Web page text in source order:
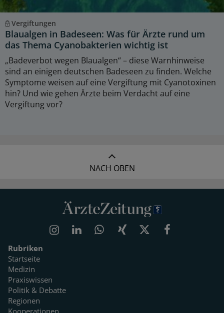
Vergiftungen
Blaualgen in Badeseen: Was für Ärzte rund um
das Thema Cyanobakterien wichtig ist
„Badeverbot wegen Blaualgen“ – diese Warnhinweise
sind an einigen deutschen Badeseen zu finden. Welche
Symptome weisen auf eine Vergiftung mit Cyanotoxinen
hin? Und wie gehen Ärzte beim Verdacht auf eine
Vergiftung vor?
NACH OBEN
Rubriken
Startseite
Medizin
Praxiswissen
Politik & Debatte
Regionen